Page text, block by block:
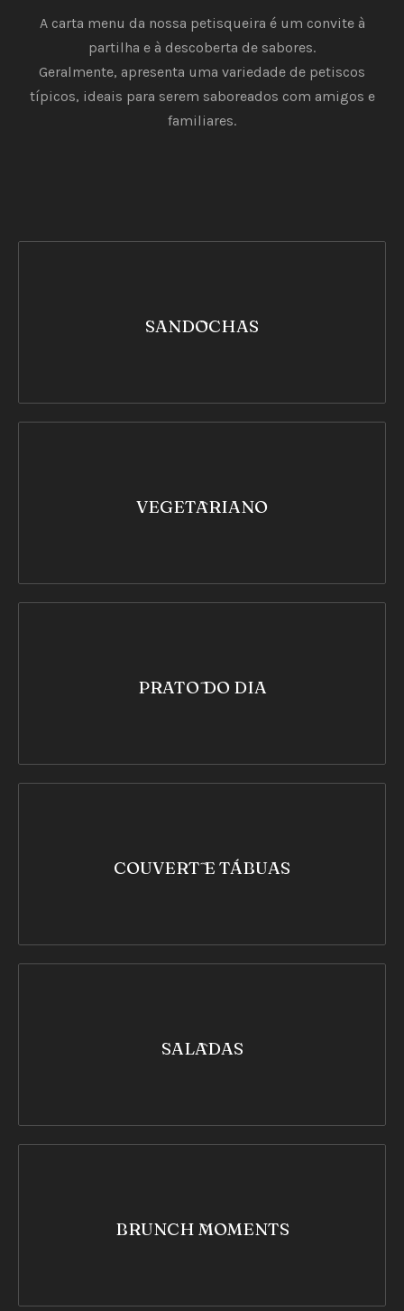
A carta menu da nossa petisqueira é um convite à
partilha e à descoberta de sabores.
Geralmente, apresenta uma variedade de petiscos
típicos, ideais para serem saboreados com amigos e
familiares.
SANDOCHAS
VEGETARIANO
PRATO DO DIA
COUVERT E TÁBUAS
SALADAS
BRUNCH MOMENTS